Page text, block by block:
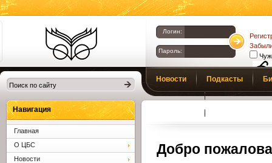
Библиотеки
Клина. Клинская
ЦБС.
Логин:
Пароль:
Новости Подкасты
Добро
Навигация
Главная
О ЦБС
Новости